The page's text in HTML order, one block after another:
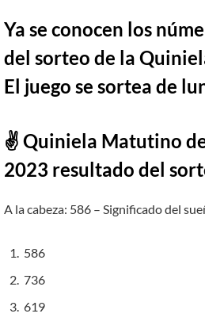
Ya se conocen los
del sorteo de la
El juego se sortea de
✌ Quiniela Matutino
2023 resultado del
A la cabeza: 586 – Significado del
586
736
619